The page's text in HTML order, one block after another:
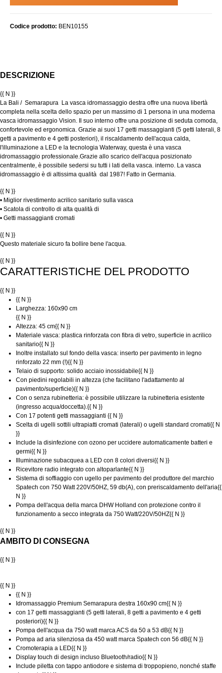
Codice prodotto: BEN10155
DESCRIZIONE
{{ N }}
La Bali / Semarapura La vasca idromassaggio destra offre una nuova libertà
completa nella scelta dello spazio per un massimo di 1 persona in una moderna
vasca idromassaggio Vision. Il suo interno offre una posizione di seduta comoda,
confortevole ed ergonomica. Grazie ai suoi 17 getti massaggianti (5 getti laterali, 8
getti a pavimento e 4 getti posteriori), il riscaldamento dell'acqua calda,
l'illuminazione a LED e la tecnologia Waterway, questa è una vasca
idromassaggio professionale.Grazie allo scarico dell'acqua posizionato
centralmente, è possibile sedersi su tutti i lati della vasca. interno. La vasca
idromassaggio è di altissima qualità dal 1987! Fatto in Germania.
{{ N }}
• Miglior rivestimento acrilico sanitario sulla vasca
• Scatola di controllo di alta qualità di
• Getti massaggianti cromati
{{ N }}
Questo materiale sicuro fa bollire bene l'acqua.
{{ N }}
CARATTERISTICHE DEL PRODOTTO
{{ N }}
{{ N }}
Larghezza: 160x90 cm
{{ N }}
Altezza: 45 cm{{ N }}
Materiale vasca: plastica rinforzata con fibra di vetro, superficie in acrilico
sanitario{{ N }}
Inoltre installato sul fondo della vasca: inserto per pavimento in legno
rinforzato 22 mm (!){{ N }}
Telaio di supporto: solido acciaio inossidabile{{ N }}
Con piedini regolabili in altezza (che facilitano l'adattamento al
pavimento/superficie){{ N }}
Con o senza rubinetteria: è possibile utilizzare la rubinetteria esistente
(ingresso acqua/doccetta).{{ N }}
Con 17 potenti getti massaggianti {{ N }}
Scelta di ugelli sottili ultrapiatti cromati (laterali) o ugelli standard cromati{{ N
}}
Include la disinfezione con ozono per uccidere automaticamente batteri e
germi{{ N }}
Illuminazione subacquea a LED con 8 colori diversi{{ N }}
Ricevitore radio integrato con altoparlante{{ N }}
Sistema di soffiaggio con ugello per pavimento del produttore del marchio
Spatech con 750 Watt 220V/50HZ, 59 db(A), con preriscaldamento dell'aria{{
N }}
Pompa dell'acqua della marca DHW Holland con protezione contro il
funzionamento a secco integrata da 750 Watt/220V/50HZ{{ N }}
{{ N }}
AMBITO DI CONSEGNA
{{ N }}
{{ N }}
{{ N }}
Idromassaggio Premium Semarapura destra 160x90 cm{{ N }}
con 17 getti massaggianti (5 getti laterali, 8 getti a pavimento e 4 getti
posteriori){{ N }}
Pompa dell'acqua da 750 watt marca ACS da 50 a 53 dB{{ N }}
Pompa ad aria silenziosa da 450 watt marca Spatech con 56 dB{{ N }}
Cromoterapia a LED{{ N }}
Display touch di design incluso Bluetooth/radio{{ N }}
Include piletta con tappo antiodore e sistema di troppopieno, nonché staffe